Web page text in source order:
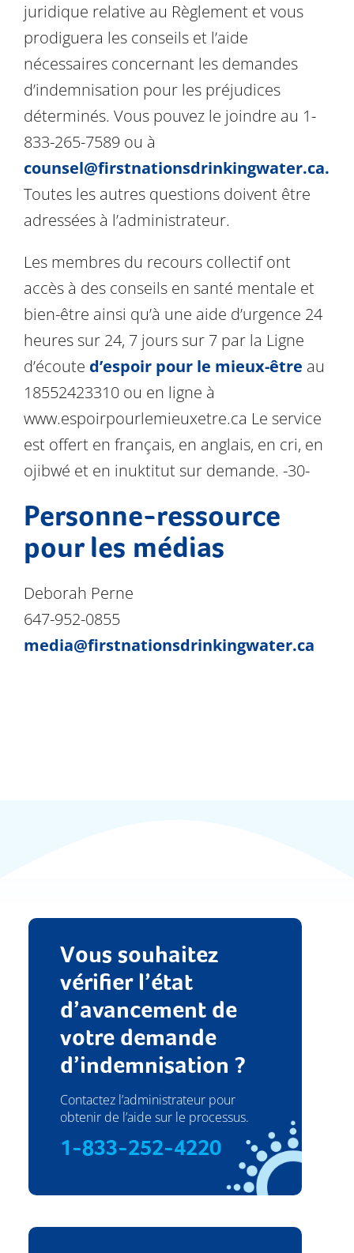
juridique relative au Règlement et vous
prodiguera les conseils et l’aide
nécessaires concernant les demandes
d’indemnisation pour les préjudices
déterminés. Vous pouvez le joindre au 1-
833-265-7589 ou à
counsel@firstnationsdrinkingwater.ca.
Toutes les autres questions doivent être
adressées à l’administrateur.
Les membres du recours collectif ont
accès à des conseils en santé mentale et
bien-être ainsi qu’à une aide d’urgence 24
heures sur 24, 7 jours sur 7 par la Ligne
d’écoute d’espoir pour le mieux-être au
18552423310 ou en ligne à
www.espoirpourlemieuxetre.ca Le service
est offert en français, en anglais, en cri, en
ojibwé et en inuktitut sur demande. -30-
Personne-ressource
pour les médias
Deborah Perne
647-952-0855
media@firstnationsdrinkingwater.ca
Vous souhaitez
vérifier l’état
d’avancement de
votre demande
d’indemnisation ?
Contactez l’administrateur pour
obtenir de l’aide sur le processus.
1-833-252-4220